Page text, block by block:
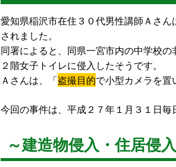
愛知県稲沢市在住３０代男性講師Ａさん
されました。
同署によると、同県一宮市内の中学校の
２階女子トイレに侵入したそうです。
Ａさんは、「盗撮目的で小型カメラを置
今回の事件は、平成２７年１月３１日毎
～建造物侵入・住居侵